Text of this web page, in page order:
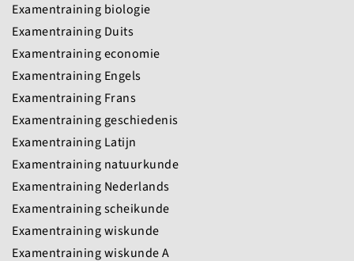
Examentraining biologie
Examentraining Duits
Examentraining economie
Examentraining Engels
Examentraining Frans
Examentraining geschiedenis
Examentraining Latijn
Examentraining natuurkunde
Examentraining Nederlands
Examentraining scheikunde
Examentraining wiskunde
Examentraining wiskunde A